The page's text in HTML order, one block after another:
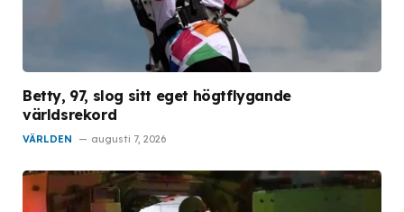
Betty, 97, slog sitt eget högtflygande
världsrekord
VÄRLDEN augusti 7, 2026